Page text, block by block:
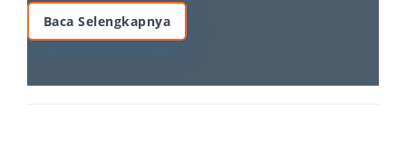
Baca Selengkapnya